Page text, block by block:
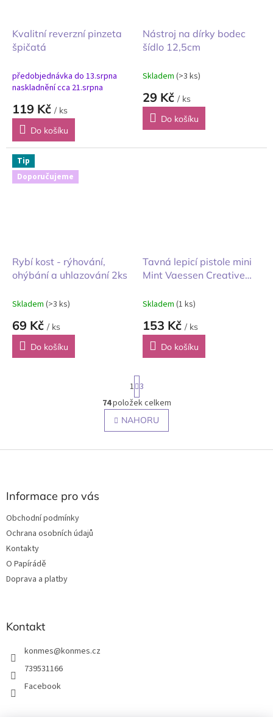
Kvalitní reverzní pinzeta
špičatá
předobjednávka do 13.srpna
naskladnění cca 21.srpna
119 Kč / ks
Do košíku
Nástroj na dírky bodec
šídlo 12,5cm
Skladem (>3 ks)
29 Kč / ks
Do košíku
Tip
Doporučujeme
Rybí kost - rýhování,
ohýbání a uhlazování 2ks
Skladem (>3 ks)
69 Kč / ks
Do košíku
Tavná lepicí pistole mini
Mint Vaessen Creative
Skladem (1 ks)
153 Kč / ks
Do košíku
O
v
l
S
t
r
á
n
k
v
1 3
74položek celkem
NAHORU
Z
Informace pro vás
Obchodní podmínky
Ochrana osobních údajů
Kontakty
O Papírádě
Doprava a platby
Kontakt
konmes@konmes.cz
739531166
Facebook